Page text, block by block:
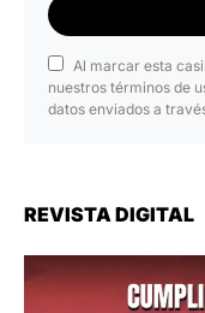
Al marcar esta
nuestros términos de
datos enviados a
REVISTA DIGITAL